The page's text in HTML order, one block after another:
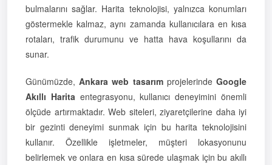
bulmalarını sağlar. Harita teknolojisi, yalnızca konumları
göstermekle kalmaz, aynı zamanda kullanıcılara en kısa
rotaları, trafik durumunu ve hatta hava koşullarını da
sunar.
Günümüzde,Ankara web tasarımprojelerindeGoogle
Akıllı Harita entegrasyonu, kullanıcı deneyimini önemli
ölçüde artırmaktadır. Web siteleri, ziyaretçilerine daha iyi
bir gezinti deneyimi sunmak için bu harita teknolojisini
kullanır. Özellikle işletmeler, müşteri lokasyonunu
belirlemek ve onlara en kısa sürede ulaşmak için bu akıllı